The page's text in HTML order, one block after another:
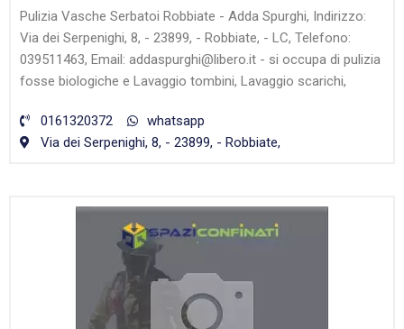
Pulizia Vasche Serbatoi Robbiate - Adda Spurghi, Indirizzo:
Via dei Serpenighi, 8, - 23899, - Robbiate, - LC, Telefono:
039511463, Email: addaspurghi@libero.it - si occupa di pulizia
fosse biologiche e Lavaggio tombini, Lavaggio scarichi,
0161320372
whatsapp
Via dei Serpenighi, 8, - 23899, - Robbiate,